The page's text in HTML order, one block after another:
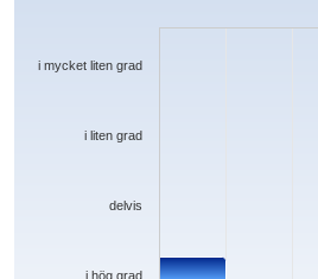
The chart has 1 X axis displaying categories.
i hög grad
delvis
i liten grad
i mycket liten grad